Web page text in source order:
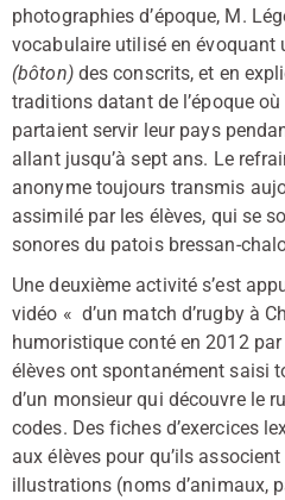
photographies d’époque, M.
vocabulaire utilisé en évoquant
(bôton)des conscrits, et en
traditions datant de l’époque
partaient servir leur pays
allant jusqu’à sept ans. Le
anonyme toujours transmis
assimilé par les élèves, qui se
sonores du patois bressan-
Une deuxième activité s’est
vidéo « d’un match d’rugby à
humoristique conté en 2012
élèves ont spontanément saisi
d’un monsieur qui découvre le
codes. Des fiches d’exercices
aux élèves pour qu’ils
illustrations (noms d’animaux,